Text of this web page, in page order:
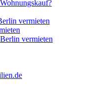
vermieten
vermieten